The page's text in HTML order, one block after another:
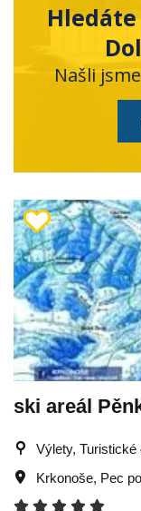
Našli
ski areál
Výlety, Turistické
Krkonoše, Pec